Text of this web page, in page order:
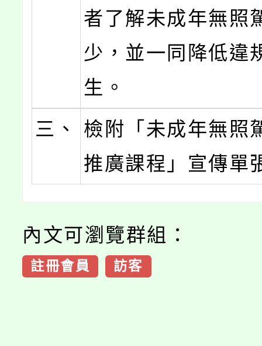
者了解未成年無照
少，並一同降低違
生。
三、
檢附「未成年無照
推廣課程」宣傳單
內文可瀏覽群組：
註冊會員 訪客